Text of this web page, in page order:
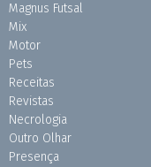
Magnus Futsal
Mix
Motor
Pets
Receitas
Revistas
Necrologia
Outro Olhar
Presença